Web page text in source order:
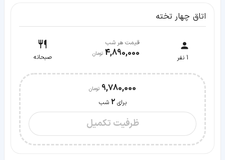
اتاق چهار تخته
1 نفر
قیمت هر شب
4,890,000 صبحانه
9,780,000
برای2 شب
ظرفیت تکمیل